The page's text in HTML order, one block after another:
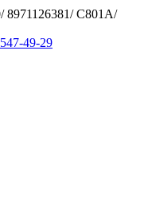
8971126381/ C801A/
49-29